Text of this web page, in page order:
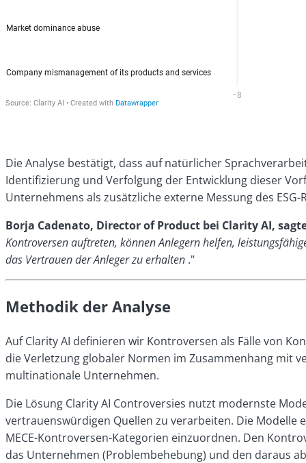
Die Analyse bestätigt, dass auf natürlicher
Identifizierung und Verfolgung der Entwicklung dieser
Unternehmens als zusätzliche externe Messung des
Borja Cadenato, Director of Product bei Clarity AI,
Kontroversen auftreten, können Anlegern helfen,
das Vertrauen der Anleger zu erhalten ."
Methodik der Analyse
Auf Clarity AI definieren wir Kontroversen als Fälle von
die Verletzung globaler Normen im Zusammenhang mit
multinationale Unternehmen.
Die Lösung Clarity AI Controversies nutzt modernste
vertrauenswürdigen Quellen zu verarbeiten. Die Modelle
MECE-Kontroversen-Kategorien einzuordnen. Den
das Unternehmen (Problembehebung) und den daraus